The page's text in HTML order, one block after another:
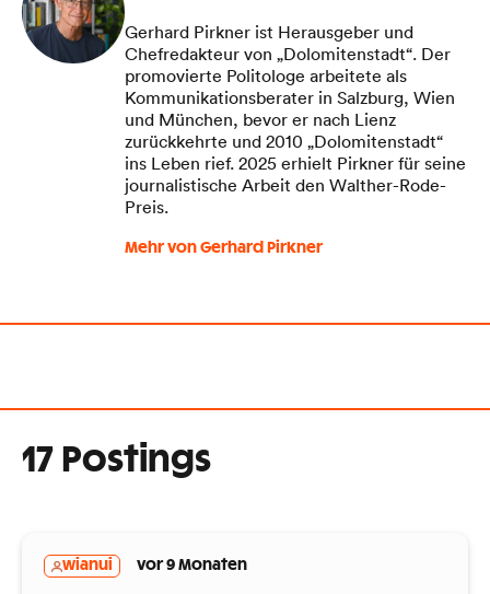
Gerhard Pirkner ist Herausgeber und
Chefredakteur von „Dolomitenstadt“. Der
promovierte Politologe arbeitete als
Kommunikationsberater in Salzburg, Wien
und München, bevor er nach Lienz
zurückkehrte und 2010 „Dolomitenstadt“
ins Leben rief. 2025 erhielt Pirkner für seine
journalistische Arbeit den Walther-Rode-
Preis.
Mehr von Gerhard Pirkner
17 Postings
wianui vor 9 Monaten